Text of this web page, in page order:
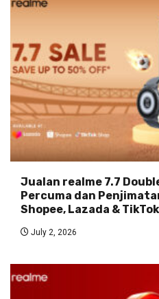
Jualan realme 7.7
Percuma dan
Shopee, Lazada &
July 2, 2026